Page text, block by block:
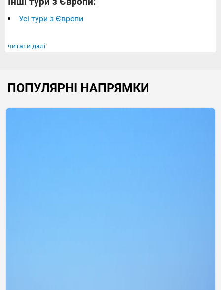
Усі тури з Європи
читати далі
ПОПУЛЯРНІ НАПРЯМКИ